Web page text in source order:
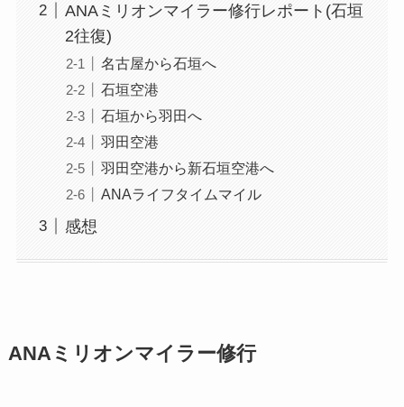
ANAミリオンマイラー修行レポート(石垣
2往復)
名古屋から石垣へ
石垣空港
石垣から羽田へ
羽田空港
羽田空港から新石垣空港へ
ANAライフタイムマイル
感想
ANAミリオンマイラー修行